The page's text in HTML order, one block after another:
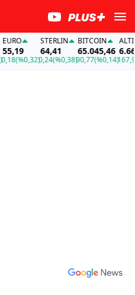
(%0,32)
STERLIN
64,41
0,24(%0,38)
BITCOIN
65.045,46
90,77(%0,14)
ALTIN
167,96